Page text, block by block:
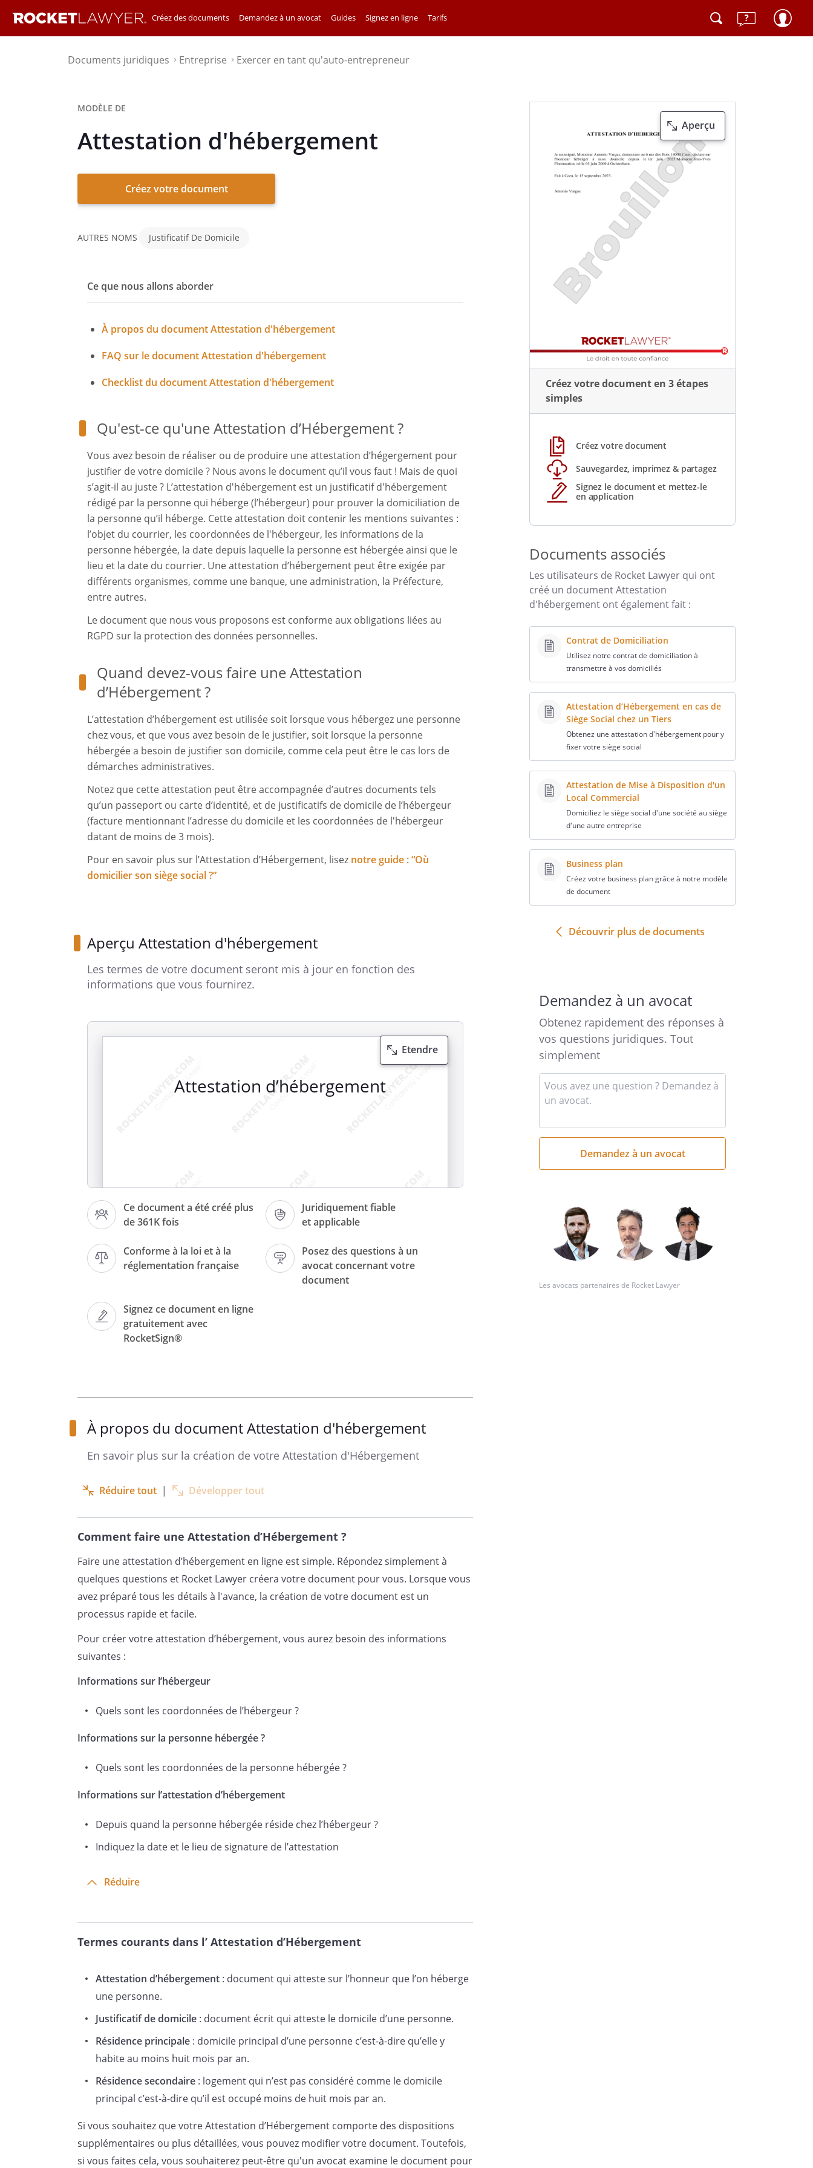
Créez des documents Demandez à un avocat Guides Signez en ligne Tarifs
Documents juridiques⌃ Entreprise⌃ Exercer en tant qu'auto-entrepreneur
MODÈLE DE
Attestation d'hébergement
Créez votre document
AUTRES NOMS Justificatif De Domicile
Ce que nous allons aborder
À propos du document Attestation d'hébergement
FAQ sur le document Attestation d'hébergement
Checklist du document Attestation d'hébergement
Qu'est-ce qu'une Attestation d’Hébergement ?
Vous avez besoin de réaliser ou de produire une attestation d’hégergement pour
justifier de votre domicile ? Nous avons le document qu’il vous faut ! Mais de quoi
s’agit-il au juste ? L’attestation d'hébergement est un justificatif d'hébergement
rédigé par la personne qui héberge (l’hébergeur) pour prouver la domiciliation de
la personne qu’il héberge. Cette attestation doit contenir les mentions suivantes :
l’objet du courrier, les coordonnées de l'hébergeur, les informations de la
personne hébergée, la date depuis laquelle la personne est hébergée ainsi que le
lieu et la date du courrier. Une attestation d’hébergement peut être exigée par
différents organismes, comme une banque, une administration, la Préfecture,
entre autres.
Le document que nous vous proposons est conforme aux obligations liées au
RGPD sur la protection des données personnelles.
Quand devez-vous faire une Attestation
d’Hébergement ?
L’attestation d’hébergement est utilisée soit lorsque vous hébergez une personne
chez vous, et que vous avez besoin de le justifier, soit lorsque la personne
hébergée a besoin de justifier son domicile, comme cela peut être le cas lors de
démarches administratives.
Notez que cette attestation peut être accompagnée d’autres documents tels
qu’un passeport ou carte d’identité, et de justificatifs de domicile de l’hébergeur
(facture mentionnant l’adresse du domicile et les coordonnées de l'hébergeur
datant de moins de 3 mois).
Pour en savoir plus sur l’Attestation d’Hébergement, lisez notre guide : “Où
domicilier son siège social ?”
Aperçu Attestation d'hébergement
Les termes de votre document seront mis à jour en fonction des
informations que vous fournirez.
Ce document a été créé plus
de 361K fois
Juridiquement fiable
et applicable
Conforme à la loi et à la
réglementation française
Posez des questions à un
avocat concernant votre
document
Signez ce document en ligne
gratuitement avec
RocketSign®
Etendre
Attestation d’hébergement
, demeurant au
​, déclare sur l'honneur héberger à mon
,  le
.
À propos du document Attestation d'hébergement
En savoir plus sur la création de votre Attestation d'Hébergement
Réduire tout | Développer tout
Comment faire une Attestation d’Hébergement ?
Faire une attestation d’hébergement en ligne est simple. Répondez simplement à
quelques questions et Rocket Lawyer créera votre document pour vous. Lorsque vous
avez préparé tous les détails à l'avance, la création de votre document est un
processus rapide et facile.
Pour créer votre attestation d’hébergement, vous aurez besoin des informations
suivantes :
Informations sur l’hébergeur
Quels sont les coordonnées de l’hébergeur ?
Informations sur la personne hébergée ?
Quels sont les coordonnées de la personne hébergée ?
Informations sur l’attestation d’hébergement
Depuis quand la personne hébergée réside chez l’hébergeur ?
Indiquez la date et le lieu de signature de l’attestation
Réduire
Termes courants dans l’ Attestation d’Hébergement
Attestation d’hébergement : document qui atteste sur l’honneur que l’on héberge
une personne.
Justificatif de domicile : document écrit qui atteste le domicile d’une personne.
Résidence principale : domicile principal d’une personne c’est-à-dire qu’elle y
habite au moins huit mois par an.
Résidence secondaire : logement qui n’est pas considéré comme le domicile
principal c’est-à-dire qu’il est occupé moins de huit mois par an.
Si vous souhaitez que votre Attestation d’Hébergement comporte des dispositions
supplémentaires ou plus détaillées, vous pouvez modifier votre document. Toutefois,
si vous faites cela, vous souhaiterez peut-être qu'un avocat examine le document pour
Aperçu
Créez votre document en 3 étapes
simples
Créez votre document
Sauvegardez, imprimez & partagez
Signez le document et mettez-le
en application
Documents associés
Les utilisateurs de Rocket Lawyer qui ont
créé un document Attestation
d'hébergement ont également fait :
Contrat de Domiciliation
Utilisez notre contrat de domiciliation à
transmettre à vos domiciliés
Attestation d’Hébergement en cas de
Siège Social chez un Tiers
Obtenez une attestation d'hébergement pour y
fixer votre siège social
Attestation de Mise à Disposition d'un
Local Commercial
Domiciliez le siège social d'une société au siège
d'une autre entreprise
Business plan
Créez votre business plan grâce à notre modèle
de document
Découvrir plus de documents
Demandez à un avocat
Obtenez rapidement des réponses à
vos questions juridiques. Tout
simplement
votre
question
Les avocats partenaires de Rocket Lawyer